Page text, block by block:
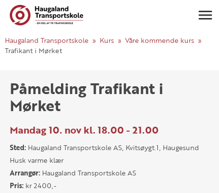
Haugaland Transportskole Kurs
Våre kommende kurs
Trafikant i Mørket
Påmelding Trafikant i
Mørket
Mandag 10. nov kl. 18.00 - 21.00
Sted: Haugaland Transportskole AS, Kvitsøygt.1, Haugesund
Husk varme klær
Arrangør: Haugaland Transportskole AS
Pris: kr 2400,-